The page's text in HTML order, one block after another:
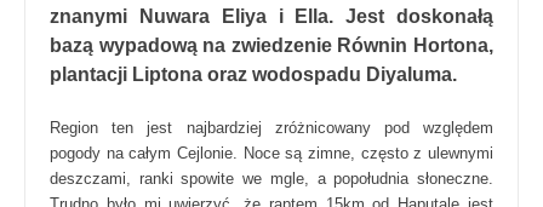
znanymi Nuwara Eliya i Ella. Jest doskonałą
bazą wypadową na zwiedzenie Równin Hortona,
plantacji Liptona oraz wodospadu Diyaluma.
Region ten jest najbardziej zróżnicowany pod względem
pogody na całym Cejlonie. Noce są zimne, często z ulewnymi
deszczami, ranki spowite we mgle, a popołudnia słoneczne.